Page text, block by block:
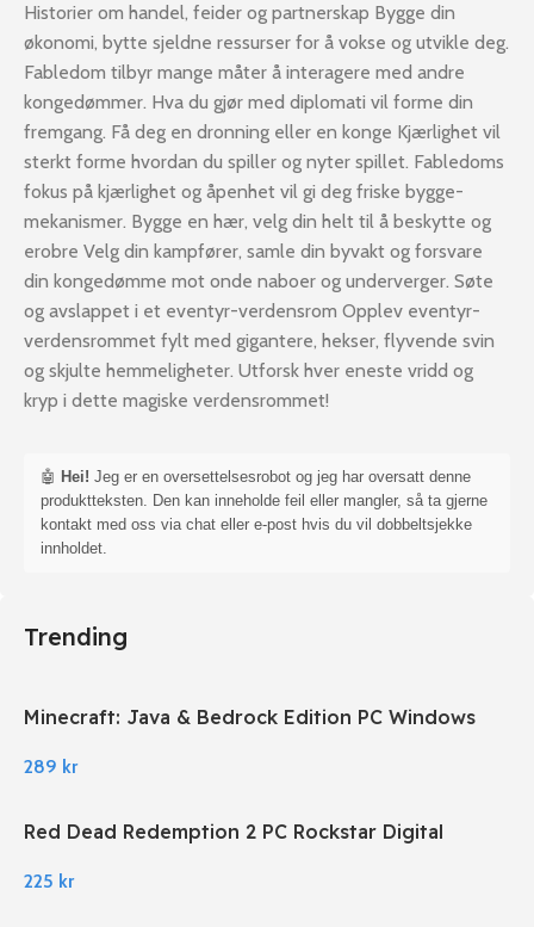
Historier om handel, feider og partnerskap Bygge din
økonomi, bytte sjeldne ressurser for å vokse og utvikle deg.
Fabledom tilbyr mange måter å interagere med andre
kongedømmer. Hva du gjør med diplomati vil forme din
fremgang. Få deg en dronning eller en konge Kjærlighet vil
sterkt forme hvordan du spiller og nyter spillet. Fabledoms
fokus på kjærlighet og åpenhet vil gi deg friske bygge-
mekanismer. Bygge en hær, velg din helt til å beskytte og
erobre Velg din kampfører, samle din byvakt og forsvare
din kongedømme mot onde naboer og underverger. Søte
og avslappet i et eventyr-verdensrom Opplev eventyr-
verdensrommet fylt med gigantere, hekser, flyvende svin
og skjulte hemmeligheter. Utforsk hver eneste vridd og
kryp i dette magiske verdensrommet!
🤖 Hei! Jeg er en oversettelsesrobot og jeg har oversatt denne
produktteksten. Den kan inneholde feil eller mangler, så ta gjerne
kontakt med oss via chat eller e-post hvis du vil dobbeltsjekke
innholdet.
Trending
Minecraft: Java & Bedrock Edition PC Windows
289 kr
Red Dead Redemption 2 PC Rockstar Digital
225 kr